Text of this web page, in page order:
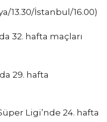
13.30/İstanbul/16.00)
32. hafta maçları
29. hafta
Ligi’nde 24. hafta